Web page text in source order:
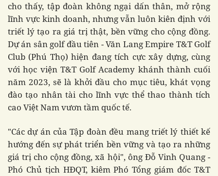
cho thấy, tập đoàn không ngại dấn thân, mở rộng
lĩnh vực kinh doanh, nhưng vẫn luôn kiên định với
triết lý tạo ra giá trị thật, bền vững cho cộng đồng.
Dự án sân golf đầu tiên - Văn Lang Empire T&T Golf
Club (Phú Thọ) hiện đang tích cực xây dựng, cùng
với học viện T&T Golf Academy khánh thành cuối
năm 2023, sẽ là khởi đầu cho mục tiêu, khát vọng
đào tạo nhân tài cho lĩnh vực thể thao thành tích
cao Việt Nam vươn tầm quốc tế.
"Các dự án của Tập đoàn đều mang triết lý thiết kế
hướng đến sự phát triển bền vững và tạo ra những
giá trị cho cộng đồng, xã hội", ông Đỗ Vinh Quang -
Phó Chủ tịch HĐQT, kiêm Phó Tổng giám đốc T&T